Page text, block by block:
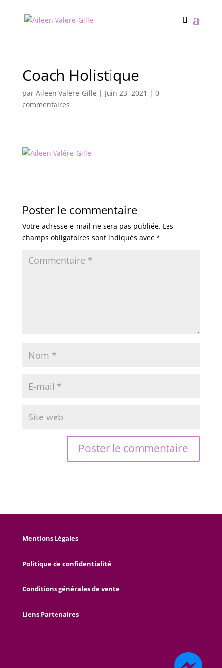
Coach Holistique
par Aileen Valere-Gille | Juin 23, 2021 | 0
commentaires
Poster le commentaire
Votre adresse e-mail ne sera pas publiée. Les
champs obligatoires sont indiqués avec *
Mentions Légales
Politique de confidentialité
Conditions générales de vente
Liens Partenaires